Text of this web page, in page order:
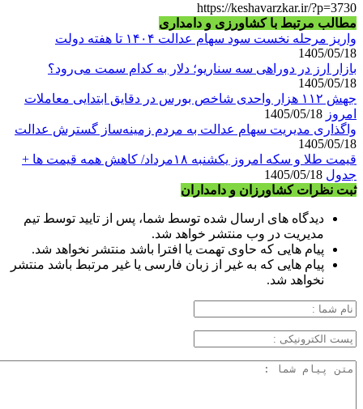
https://keshavarzkar.ir/?p=3730
مطالب مرتبط با کشاورزی و دامداری
واریز مرحله نخست سود سهام عدالت ۱۴۰۴ تا هفته دولت
1405/05/18
بازار ارز در دوراهی سه سناریو؛ دلار به کدام سمت می‌رود؟
1405/05/18
جهش ۱۱۲ هزار واحدی شاخص بورس در دقایق ابتدایی معاملات
امروز
واگذاری مدیریت سهام عدالت به مردم زمینه‌ساز گسترش عدالت
1405/05/18
قیمت طلا و سکه امروز یکشنبه ۱۸مرداد/ کاهش همه قیمت ها +
جدول
ثبت نظرات کشاورزان و دامداران
دیدگاه های ارسال شده توسط شما، پس از تایید توسط تیم
مدیریت در وب منتشر خواهد شد.
پیام هایی که حاوی تهمت یا افترا باشد منتشر نخواهد شد.
پیام هایی که به غیر از زبان فارسی یا غیر مرتبط باشد منتشر
نخواهد شد.